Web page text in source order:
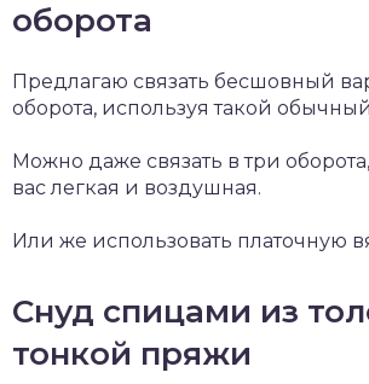
оборота
Предлагаю связать бесшовный
оборота, используя такой
Можно даже связать в три
вас легкая и воздушная.
Или же использовать платочную
Снуд спицами из
тонкой пряжи